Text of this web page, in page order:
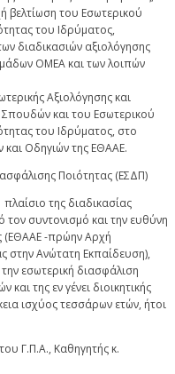
βελτίωση του Εσωτερικού
του Ιδρύματος,
διαδικασιών αξιολόγησης
ΟΜΕΑ και των λοιπών
Αξιολόγησης και
και του Εσωτερικού
του Ιδρύματος, στο
Οδηγιών της ΕΘΑΑΕ.
Ποιότητας (ΕΣΔΠ)
της διαδικασίας
συντονισμό και την ευθύνη
(ΕΘΑΑΕ -πρώην Αρχή
στην Ανώτατη Εκπαίδευση),
εσωτερική διασφάλιση
της εν γένει διοικητικής
ισχύος τεσσάρων ετών, ήτοι
Γ.Π.Α., Καθηγητής κ.